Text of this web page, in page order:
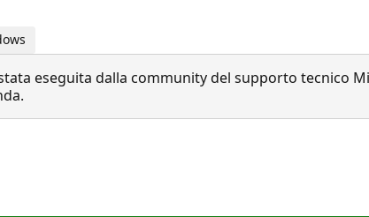
eseguita dalla community del supporto tecnico